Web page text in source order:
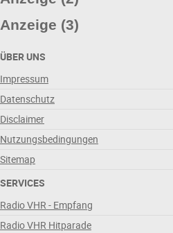
Anzeige (3)
ÜBER UNS
Impressum
Datenschutz
Disclaimer
Nutzungsbedingungen
Sitemap
SERVICES
Radio VHR - Empfang
Radio VHR Hitparade